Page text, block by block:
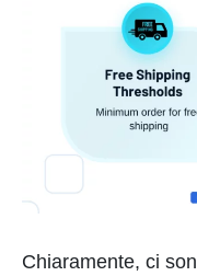
Chiaramente, ci